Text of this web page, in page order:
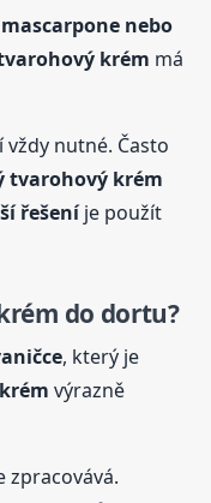
nebo
krém má
nutné. Často
tvarohový krém
řešeníje použít
do dortu?
, který je
krém výrazně
zpracovává.